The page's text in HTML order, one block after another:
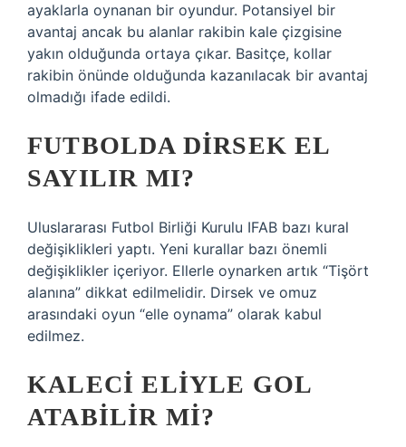
ayaklarla oynanan bir oyundur. Potansiyel bir
avantaj ancak bu alanlar rakibin kale çizgisine
yakın olduğunda ortaya çıkar. Basitçe, kollar
rakibin önünde olduğunda kazanılacak bir avantaj
olmadığı ifade edildi.
FUTBOLDA DIRSEK EL
SAYILIR MI?
Uluslararası Futbol Birliği Kurulu IFAB bazı kural
değişiklikleri yaptı. Yeni kurallar bazı önemli
değişiklikler içeriyor. Ellerle oynarken artık “Tişört
alanına” dikkat edilmelidir. Dirsek ve omuz
arasındaki oyun “elle oynama” olarak kabul
edilmez.
KALECI ELIYLE GOL
ATABILIR MI?